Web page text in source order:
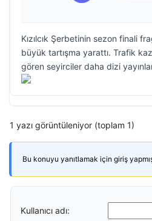
Kızılcık Şerbetinin sezon finali
büyük tartışma yarattı. Trafik
gören seyirciler daha dizi
1 yazı görüntüleniyor (toplam 1)
Bu konuyu yanıtlamak için giriş yapmış
Kullanıcı adı: